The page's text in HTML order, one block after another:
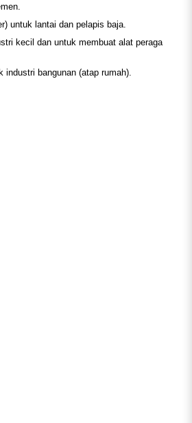
untuk lantai dan pelapis baja.
kecil dan untuk membuat alat peraga
industri bangunan (atap rumah).